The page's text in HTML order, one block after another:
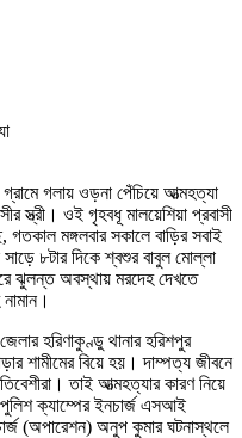
গলায় ওড়না পেঁচিয়ে আত্মহত্যা
স্ত্রী। ওই গৃহবধূ মালয়েশিয়া প্রবাসী
গতকাল মঙ্গলবার সকালে বাড়ির সবাই
৮টার দিকে শ্বশুর বাবুল মোল্লা
ঝুলন্ত অবস্থায় মরদেহ দেখতে
হরিণাকুণ্ডু থানার হরিশপুর
শামীমের বিয়ে হয়। দাম্পত্য জীবনে
তাই আত্মহত্যার কারণ নিয়ে
ক্যাম্পের ইনচার্জ এসআই
(অপারেশন) অনুপ কুমার ঘটনাস্থলে